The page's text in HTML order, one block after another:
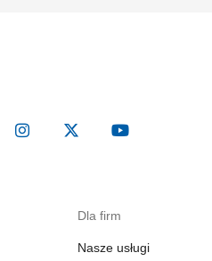
Dla firm
Nasze usługi